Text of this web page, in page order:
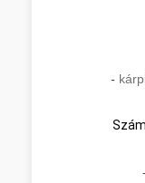
-
-